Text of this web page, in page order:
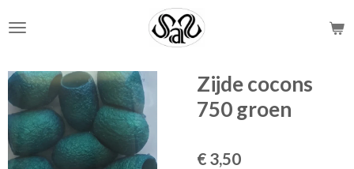
direct
de
hoofdinhoud
Zijde cocons
750 groen
€ 3,50